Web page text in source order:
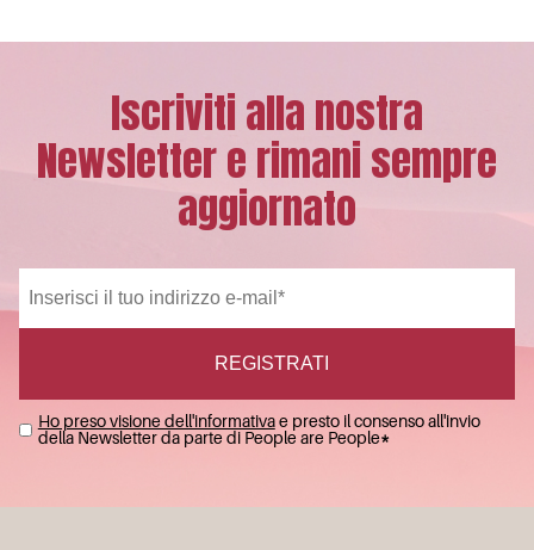
Iscriviti alla nostra
Newsletter e rimani sempre
aggiornato
Ho preso visione dell'informativae presto il consenso all'invio
della Newsletter da parte di People are People*